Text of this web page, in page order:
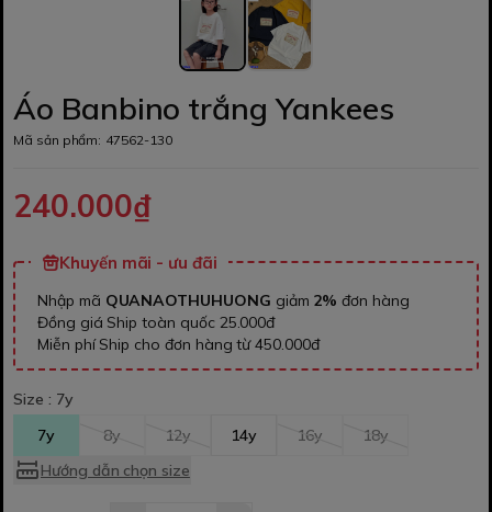
Áo Banbino trắng Yankees
Mã sản phẩm: 47562-130
240.000₫
Khuyến mãi - ưu đãi
Nhập mã QUANAOTHUHUONG giảm 2% đơn hàng
Đồng giá Ship toàn quốc 25.000đ
Miễn phí Ship cho đơn hàng từ 450.000đ
Size : 7y
7y
8y 12y 14y 16y
18y
Hướng dẫn chọn size